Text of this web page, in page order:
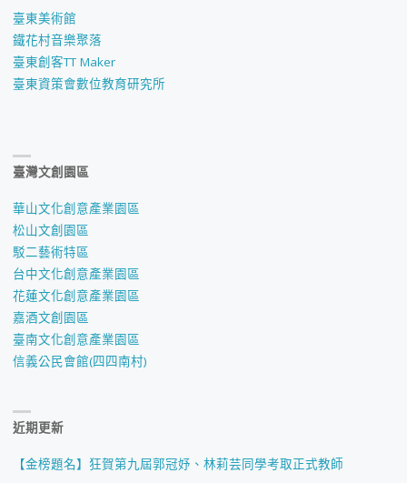
臺東美術館
鐵花村音樂聚落
臺東創客TT Maker
臺東資策會數位教育研究所
臺灣文創園區
華山文化創意產業園區
松山文創園區
駁二藝術特區
台中文化創意產業園區
花蓮文化創意產業園區
嘉酒文創園區
臺南文化創意產業園區
信義公民會館(四四南村)
近期更新
【金榜題名】狂賀第九屆郭冠妤、林莉芸同學考取正式教師